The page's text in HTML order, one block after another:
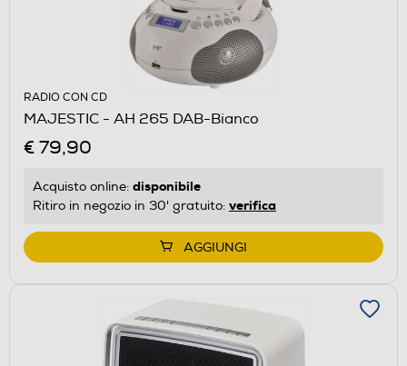
RADIO CON CD
MAJESTIC - AH 265 DAB-Bianco
€ 79,90
Acquisto online: disponibile
Ritiro in negozio in 30' gratuito: verifica
AGGIUNGI